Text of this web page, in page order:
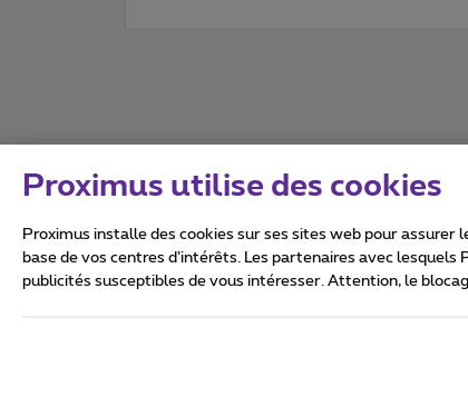
Tous droits réservés. ©
Proximus utilise des cookies
Proximus installe des cookies sur ses sites web pour
base de vos centres d’intérêts. Les partenaires avec
publicités susceptibles de vous intéresser. Attention, le